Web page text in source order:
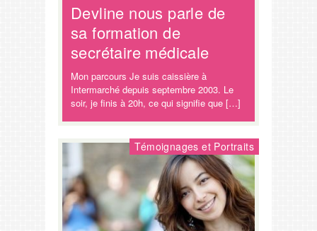
Devline nous parle de
sa formation de
secrétaire médicale
Mon parcours Je suis caissière à
Intermarché depuis septembre 2003. Le
soir, je finis à 20h, ce qui signifie que […]
Témoignages et Portraits